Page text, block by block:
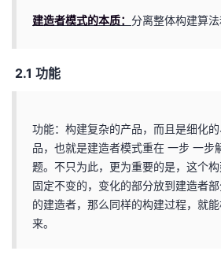
建造者模式的本质： 分离整体构建算法
2.1 功能
功能：构建复杂的产品，而且是细化
品，也就是建造者模式重在 一步 一步
题。不只为此，更为重要的是，这个构
固定不变的，变化的部分放到建造者
的建造者，那么同样的构建过程，就
来。